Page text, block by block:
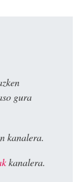
gura
kanalera.
kanalera.